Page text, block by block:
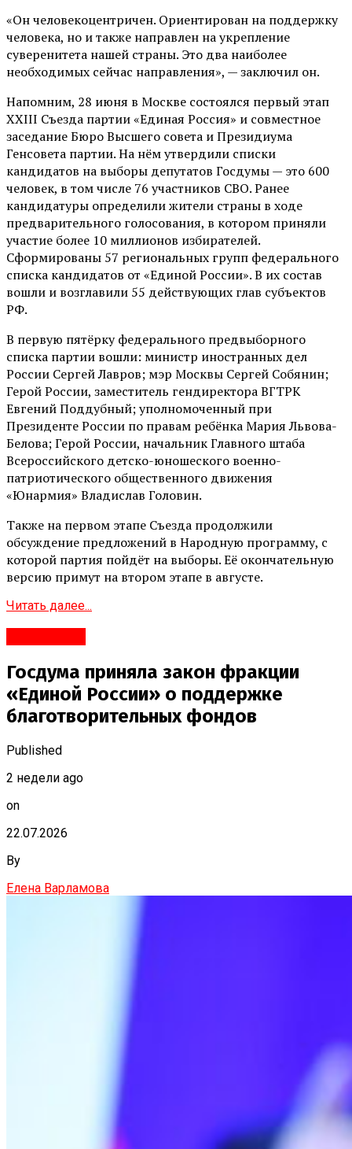
«Он человекоцентричен. Ориентирован на поддержку
человека, но и также направлен на укрепление
суверенитета нашей страны. Это два наиболее
необходимых сейчас направления», — заключил он.
Напомним, 28 июня в Москве состоялся первый этап
XXIII Съезда партии «Единая Россия» и совместное
заседание Бюро Высшего совета и Президиума
Генсовета партии. На нём утвердили списки
кандидатов на выборы депутатов Госдумы — это 600
человек, в том числе 76 участников СВО. Ранее
кандидатуры определили жители страны в ходе
предварительного голосования, в котором приняли
участие более 10 миллионов избирателей.
Сформированы 57 региональных групп федерального
списка кандидатов от «Единой России». В их состав
вошли и возглавили 55 действующих глав субъектов
РФ.
В первую пятёрку федерального предвыборного
списка партии вошли: министр иностранных дел
России Сергей Лавров; мэр Москвы Сергей Собянин;
Герой России, заместитель гендиректора ВГТРК
Евгений Поддубный; уполномоченный при
Президенте России по правам ребёнка Мария Львова-
Белова; Герой России, начальник Главного штаба
Всероссийского детско-юношеского военно-
патриотического общественного движения
«Юнармия» Владислав Головин.
Также на первом этапе Съезда продолжили
обсуждение предложений в Народную программу, с
которой партия пойдёт на выборы. Её окончательную
версию примут на втором этапе в августе.
Читать далее...
Госдума приняла закон фракции
«Единой России» о поддержке
благотворительных фондов
Published
2 недели ago
on
22.07.2026
By
Елена Варламова